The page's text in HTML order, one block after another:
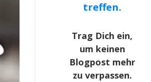
treffen.
Trag Dich ein,
um keinen
Blogpost mehr
zu verpassen.